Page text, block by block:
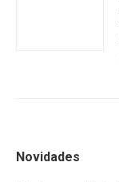
Novidades